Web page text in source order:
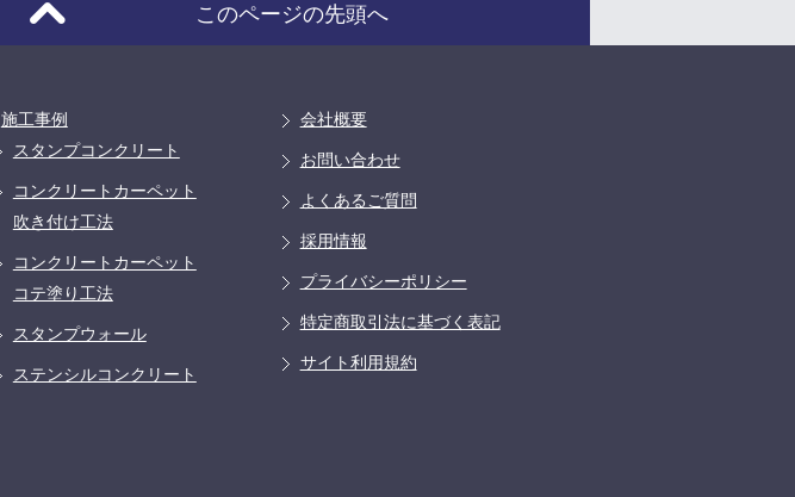
このページの先頭へ
施工事例
スタンプコンクリート
コンクリートカーペット
吹き付け工法
コンクリートカーペット
コテ塗り工法
スタンプウォール
ステンシルコンクリート
会社概要
お問い合わせ
よくあるご質問
採用情報
プライバシーポリシー
特定商取引法に基づく表記
サイト利用規約